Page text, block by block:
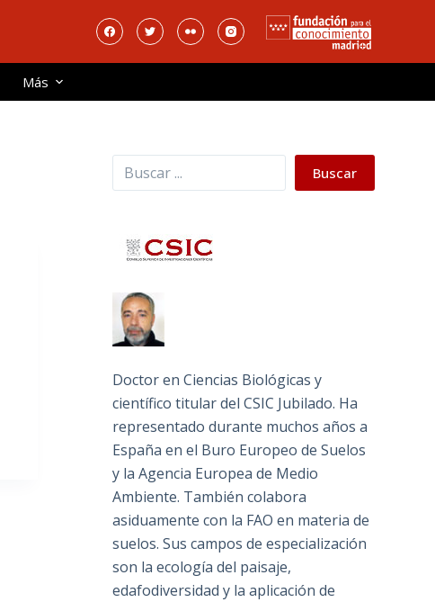
Más
Buscar Buscar
Doctor en Ciencias Biológicas y
científico titular del CSIC Jubilado. Ha
representado durante muchos años a
España en el Buro Europeo de Suelos
y la Agencia Europea de Medio
Ambiente. También colabora
asiduamente con la FAO en materia de
suelos. Sus campos de especialización
son la ecología del paisaje,
edafodiversidad y la aplicación de